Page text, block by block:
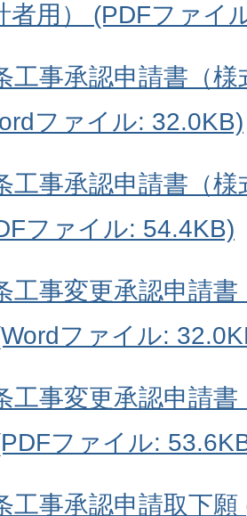
者用） (PDFファイ
工事承認申請書（
ファイル: 32.0KB)
工事承認申請書（
ファイル: 54.4KB)
工事変更承認申請
ファイル:
工事変更承認申請
ファイル:
工事承認申請取下